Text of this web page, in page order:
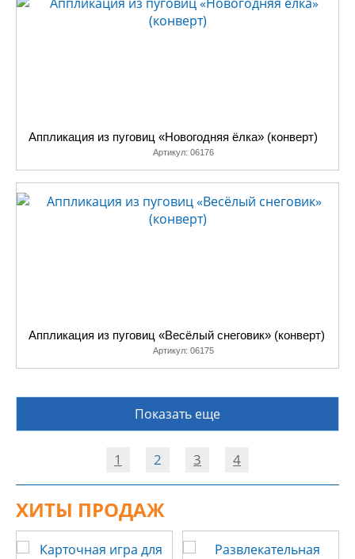
Аппликация из пуговиц «Новогодняя ёлка» (конверт)
Артикул: 06176
Аппликация из пуговиц «Весёлый снеговик» (конверт)
Артикул: 06175
Показать еще
1 2 3 4
ХИТЫ ПРОДАЖ